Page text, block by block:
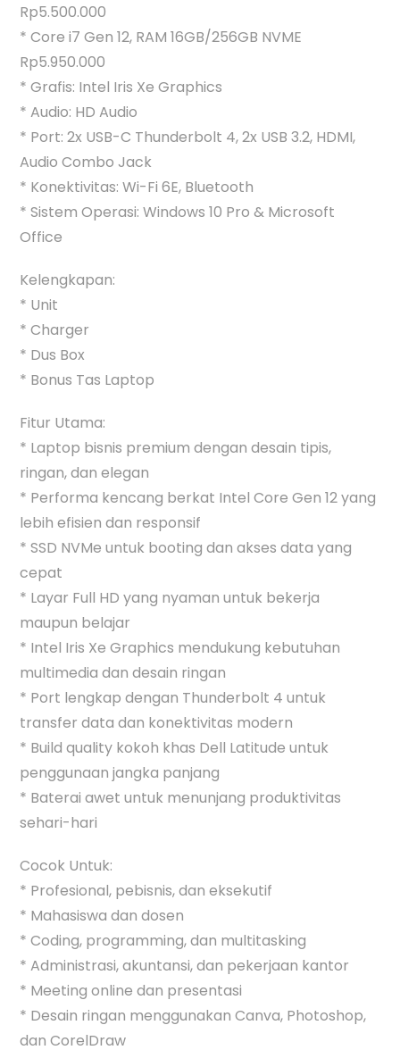
Rp5.500.000
* Core i7 Gen 12, RAM 16GB/256GB NVME
Rp5.950.000
* Grafis: Intel Iris Xe Graphics
* Audio: HD Audio
* Port: 2x USB-C Thunderbolt 4, 2x USB 3.2, HDMI,
Audio Combo Jack
* Konektivitas: Wi-Fi 6E, Bluetooth
* Sistem Operasi: Windows 10 Pro & Microsoft
Office
Kelengkapan:
* Unit
* Charger
* Dus Box
* Bonus Tas Laptop
Fitur Utama:
* Laptop bisnis premium dengan desain tipis,
ringan, dan elegan
* Performa kencang berkat Intel Core Gen 12 yang
lebih efisien dan responsif
* SSD NVMe untuk booting dan akses data yang
cepat
* Layar Full HD yang nyaman untuk bekerja
maupun belajar
* Intel Iris Xe Graphics mendukung kebutuhan
multimedia dan desain ringan
* Port lengkap dengan Thunderbolt 4 untuk
transfer data dan konektivitas modern
* Build quality kokoh khas Dell Latitude untuk
penggunaan jangka panjang
* Baterai awet untuk menunjang produktivitas
sehari-hari
Cocok Untuk:
* Profesional, pebisnis, dan eksekutif
* Mahasiswa dan dosen
* Coding, programming, dan multitasking
* Administrasi, akuntansi, dan pekerjaan kantor
* Meeting online dan presentasi
* Desain ringan menggunakan Canva, Photoshop,
dan CorelDraw